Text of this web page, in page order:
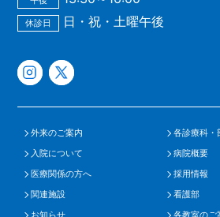
休診日 日・祝・土曜午後
外来のご案内
各診療科・
入院について
病院概要
医療関係の方へ
採用情報
関連施設
看護部